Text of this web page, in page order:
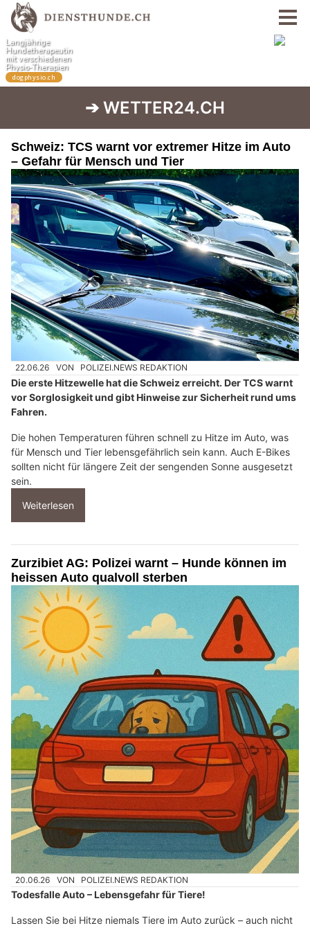
➔ WETTER24.CH
Schweiz: TCS warnt vor extremer Hitze im Auto
– Gefahr für Mensch und Tier
22.06.26 VON POLIZEI.NEWS REDAKTION
Die erste Hitzewelle hat die Schweiz erreicht. Der TCS warnt
vor Sorglosigkeit und gibt Hinweise zur Sicherheit rund ums
Fahren.
Die hohen Temperaturen führen schnell zu Hitze im Auto, was
für Mensch und Tier lebensgefährlich sein kann. Auch E-Bikes
sollten nicht für längere Zeit der sengenden Sonne ausgesetzt
sein.
Weiterlesen
Zurzibiet AG: Polizei warnt – Hunde können im
heissen Auto qualvoll sterben
20.06.26 VON POLIZEI.NEWS REDAKTION
Todesfalle Auto – Lebensgefahr für Tiere!
Lassen Sie bei Hitze niemals Tiere im Auto zurück – auch nicht